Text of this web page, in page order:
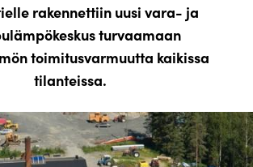
rakennettiin uusi vara- ja
turvaamaan
toimitusvarmuutta kaikissa
tilanteissa.